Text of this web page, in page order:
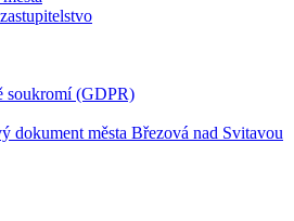
soukromí (GDPR)
dokument města Březová nad Svitavou